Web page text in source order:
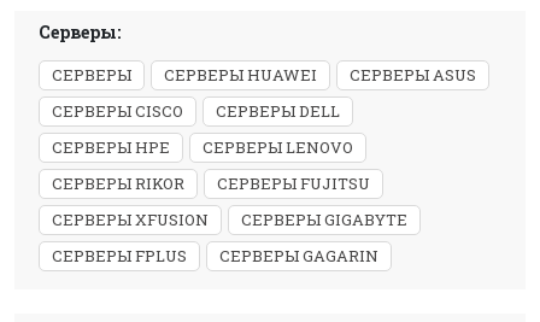
Серверы:
СЕРВЕРЫ СЕРВЕРЫ HUAWEI
СЕРВЕРЫ ASUS
СЕРВЕРЫ CISCO
СЕРВЕРЫ DELL
СЕРВЕРЫ HPE
СЕРВЕРЫ LENOVO
СЕРВЕРЫ RIKOR
СЕРВЕРЫ FUJITSU
СЕРВЕРЫ XFUSION
СЕРВЕРЫ GIGABYTE
СЕРВЕРЫ FPLUS
СЕРВЕРЫ GAGARIN